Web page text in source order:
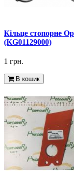
Кільце стопорне
(KG01129000)
1 грн.
В кошик